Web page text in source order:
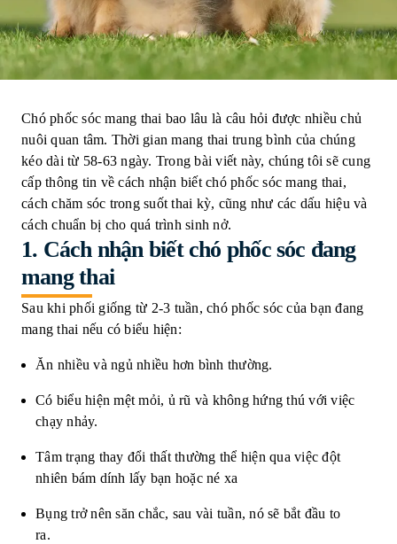
Chó phốc sóc mang thai bao lâu là câu hỏi được nhiều chủ
nuôi quan tâm. Thời gian mang thai trung bình của chúng
kéo dài từ 58-63 ngày. Trong bài viết này, chúng tôi sẽ cung
cấp thông tin về cách nhận biết chó phốc sóc mang thai,
cách chăm sóc trong suốt thai kỳ, cũng như các dấu hiệu và
cách chuẩn bị cho quá trình sinh nở.
1. Cách nhận biết chó phốc sóc đang
mang thai
Sau khi phối giống từ 2-3 tuần, chó phốc sóc của bạn đang
mang thai nếu có biểu hiện:
Ăn nhiều và ngủ nhiều hơn bình thường.
Có biểu hiện mệt mỏi, ủ rũ và không hứng thú với việc
chạy nhảy.
Tâm trạng thay đổi thất thường thể hiện qua việc đột
nhiên bám dính lấy bạn hoặc né xa
Bụng trở nên săn chắc, sau vài tuần, nó sẽ bắt đầu to
ra.